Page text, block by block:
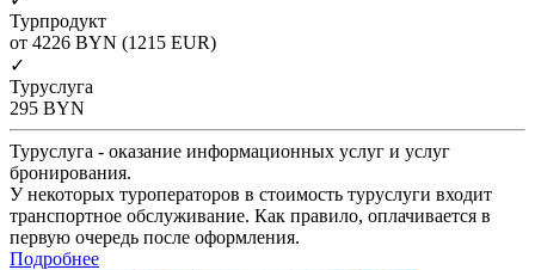
Турпродукт
от 4226 BYN (1215 EUR)
✓
Туруслуга
295 BYN
Туруслуга - оказание информационных услуг и услуг
бронирования.
У некоторых туроператоров в стоимость туруслуги входит
транспортное обслуживание. Как правило, оплачивается в
первую очередь после оформления.
Подробнее